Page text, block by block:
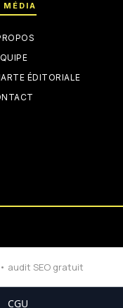
MÉDIA
ÉDITORIALE
audit SEO gratuit
CGU